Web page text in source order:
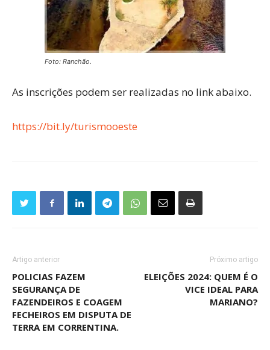
Foto: Ranchão.
As inscrições podem ser realizadas no link abaixo.
https://bit.ly/turismooeste
Artigo anterior
POLICIAS FAZEM
SEGURANÇA DE
FAZENDEIROS E COAGEM
FECHEIROS EM DISPUTA DE
TERRA EM CORRENTINA.
Próximo artigo
ELEIÇÕES 2024: QUEM É O
VICE IDEAL PARA
MARIANO?